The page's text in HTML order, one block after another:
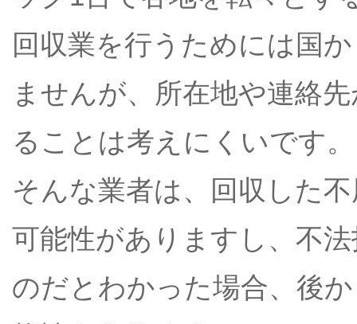
回収業を行うためには国
ませんが、所在地や連絡
ることは考えにくいです。
そんな業者は、回収した
可能性がありますし、不
のだとわかった場合、後